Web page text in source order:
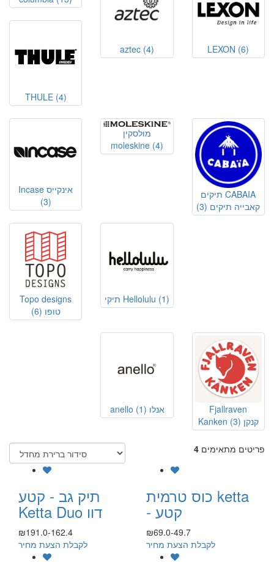
LEXON (6)
aztec (4)
THULE (4)
תיקים CABAIA
קאבייה תיקים (3)
מולסקין
moleskine (4)
Incase אינקייס
(3)
תיקי Hellolulu (1)
Topo designs
טופו (6)
Fjallraven
Kanken קנקן (3)
anello אנלו (1)
4 פריטים מתאימים
כוס טרמית ketta
- קטע
₪69.0-49.7
לקבלת הצעת מחיר
תיק גב - קטע
Ketta Duo דוו
₪191.0-162.4
לקבלת הצעת מחיר